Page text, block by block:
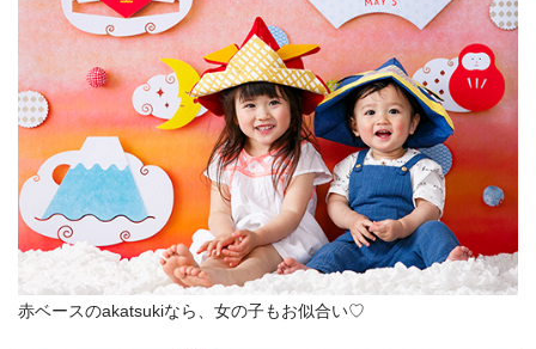
赤ベースのakatsukiなら、女の子もお似合い♡